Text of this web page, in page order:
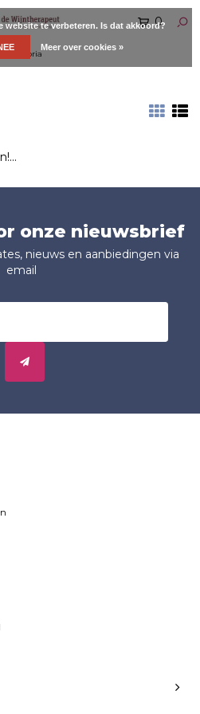
0
Gloria
onze nieuwsbrief
nieuws en aanbiedingen via
email
website te verbeteren. Is dat akkoord?
Meer over cookies »